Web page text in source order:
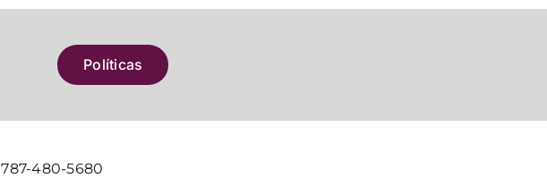
Políticas
787-480-5680